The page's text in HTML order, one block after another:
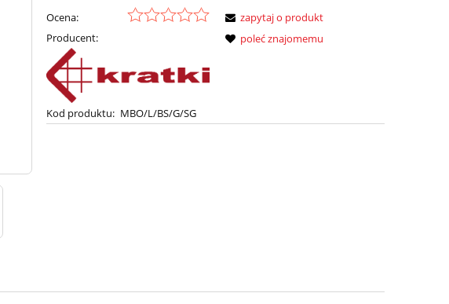
Ocena:
Producent:
Kod produktu: MBO/L/BS/G/SG
zapytaj o produkt
poleć znajomemu